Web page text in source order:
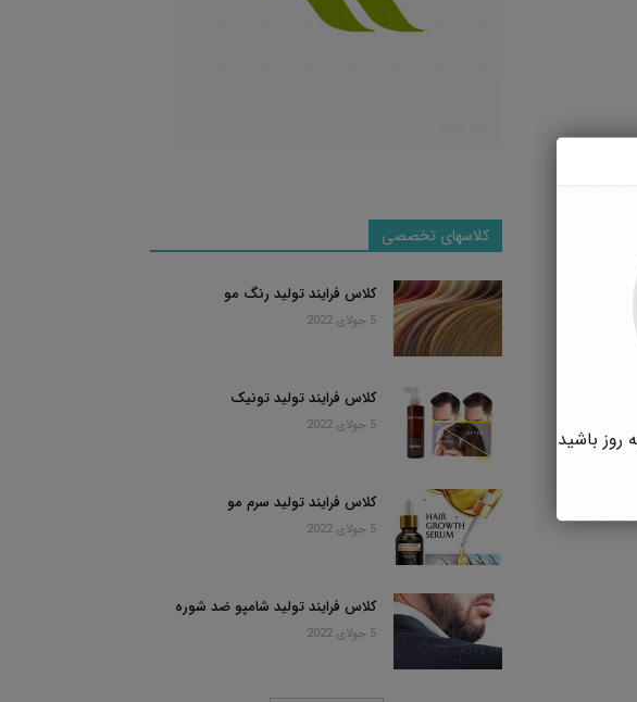
کلاسهای تخصصی
کلاس فرایند تولید رنگ مو
5 جولای 2022
کلاس فرایند تولید تونیک
5 جولای 2022
کلاس فرایند تولید سرم مو
5 جولای 2022
کلاس فرایند تولید شامپو ضد شوره
5 جولای 2022
روز باشید